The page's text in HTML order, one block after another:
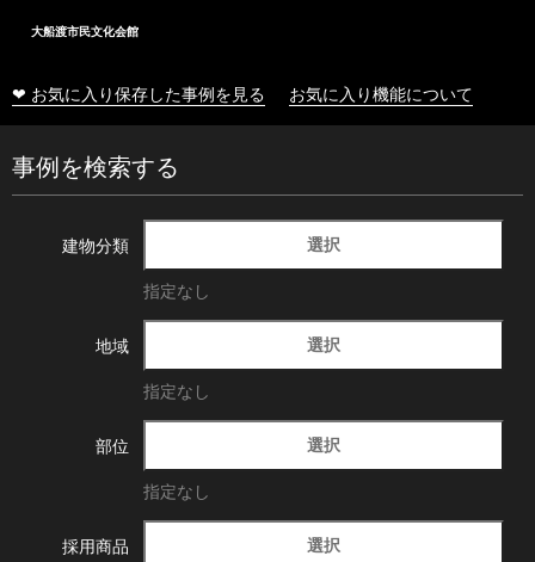
大船渡市民文化会館
❤ お気に入り保存した事例を見る お気に入り機能について
事例を検索する
建物分類 選択
指定なし
地域 選択
指定なし
部位 選択
指定なし
採用商品 選択